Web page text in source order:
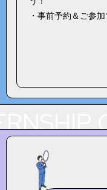
・事前予約＆ご参